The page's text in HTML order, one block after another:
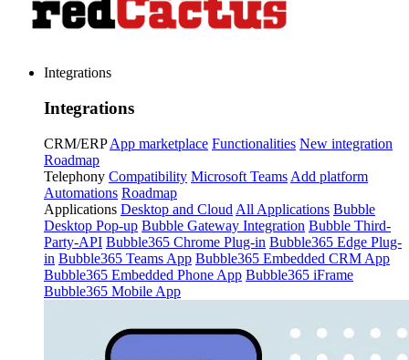
Integrations
Integrations
CRM/ERP App marketplace Functionalities New integration
Roadmap
Telephony Compatibility Microsoft Teams Add platform
Automations Roadmap
Applications Desktop and Cloud All Applications Bubble
Desktop Pop-up Bubble Gateway Integration Bubble Third-
Party-API Bubble365 Chrome Plug-in Bubble365 Edge Plug-
in Bubble365 Teams App Bubble365 Embedded CRM App
Bubble365 Embedded Phone App Bubble365 iFrame
Bubble365 Mobile App